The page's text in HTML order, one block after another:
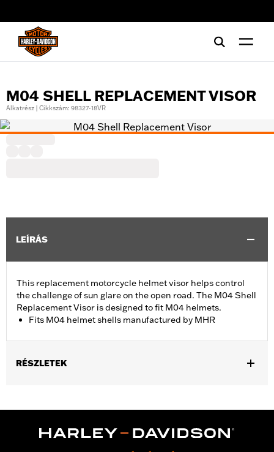
M04 SHELL REPLACEMENT VISOR
Alkatrész | Cikkszám: 98327-18VR
LEÍRÁS
This replacement motorcycle helmet visor helps control
the challenge of sun glare on the open road. The M04 Shell
Replacement Visor is designed to fit M04 helmets.
Fits M04 helmet shells manufactured by MHR
RÉSZLETEK
Collection:Genuine Motorclothes
d.com/warrantyfor full details